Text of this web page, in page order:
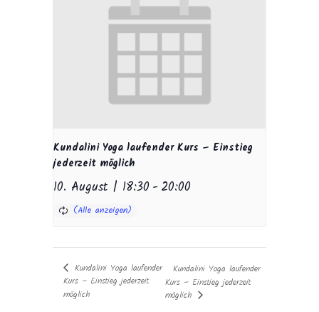
Kundalini Yoga laufender Kurs – Einstieg
jederzeit möglich
10. August | 18:30 -20:00
Kundalini Yoga laufender
Kurs – Einstieg jederzeit
möglich
Kundalini Yoga laufender
Kurs – Einstieg jederzeit
möglich